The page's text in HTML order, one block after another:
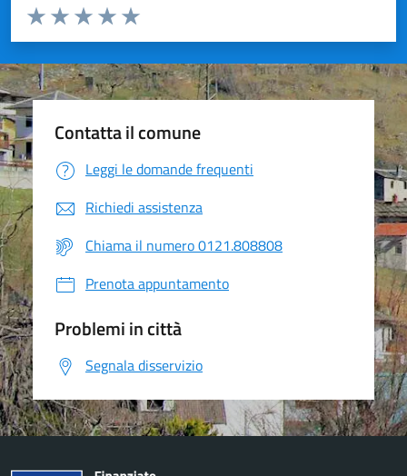
Valuta da 1 a 5 stelle la pagina
Valuta 5 stelle su 5
Valuta 4 stelle su 5
Valuta 3 stelle su 5
Valuta 2 stelle su 5
Valuta 1 stelle su 5
Contatta il comune
Leggi le domande frequenti
Richiedi assistenza
Chiama il numero 0121.808808
Prenota appuntamento
Problemi in città
Segnala disservizio